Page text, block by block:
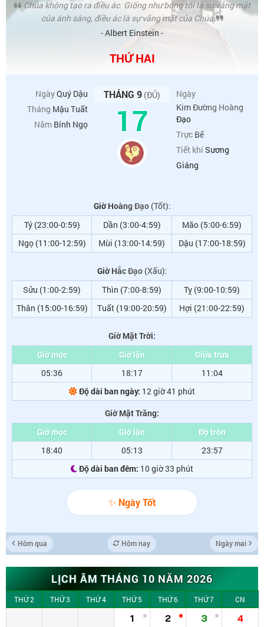
Chúa không tạo ra điều ác. Giống như bóng tối là sự vắng mặt
của ánh sáng, điều ác là sự vắng mặt của Chúa.
- Albert Einstein -
THỨ HAI
NgàyQuý Dậu
Tháng Mậu Tuất
Năm Bính Ngọ
THÁNG 9(ĐỦ)
17
Ngày
Kim Đường Hoàng
Đạo
Trực Bế
Tiết khíSương
Giáng
Giờ Hoàng Đạo(Tốt):
Tý (23:00-0:59)
Dần (3:00-4:59)
Mão (5:00-6:59)
Ngọ (11:00-12:59)
Mùi (13:00-14:59) Dậu (17:00-18:59)
Giờ Hắc Đạo(Xấu):
Sửu (1:00-2:59)
Thìn (7:00-8:59)
Tỵ (9:00-10:59)
Thân (15:00-16:59)
Tuất (19:00-20:59) Hợi (21:00-22:59)
Giờ Mặt Trời:
Giờ mọc
Giờ lặn
Giữa trưa
05:36
18:17
11:04
Độ dài ban ngày: 12 giờ 41 phút
Giờ Mặt Trăng:
Giờ mọc
Giờ lặn
Độ tròn
18:40
05:13
23:57
Độ dài ban đêm: 10 giờ 33 phút
✨ Ngày Tốt
Hôm qua Hôm nay Ngày mai
LỊCH ÂM THÁNG 10 NĂM 2026
THỨ 2 THỨ 3 THỨ 4 THỨ 5 THỨ 6 THỨ 7 CN
1 2 3 4